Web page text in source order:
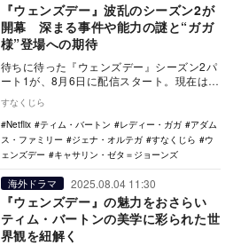
『ウェンズデー』波乱のシーズン2が
開幕 深まる事件や能力の謎と“ガガ
様”登場への期待
待ちに待った『ウェンズデー』シーズン2パ
ート1が、8月6日に配信スタート。現在は第
ンの間…
すなくじら
Netflix
ティム・バートン レディー・ガガ
アダム
ス・ファミリー
ジェナ・オルテガ すなくじら
ウ
ェンズデー
キャサリン・ゼタ＝ジョーンズ
海外ドラマ 2025.08.04 11:30
『ウェンズデー』の魅力をおさらい
ティム・バートンの美学に彩られた世
界観を紐解く